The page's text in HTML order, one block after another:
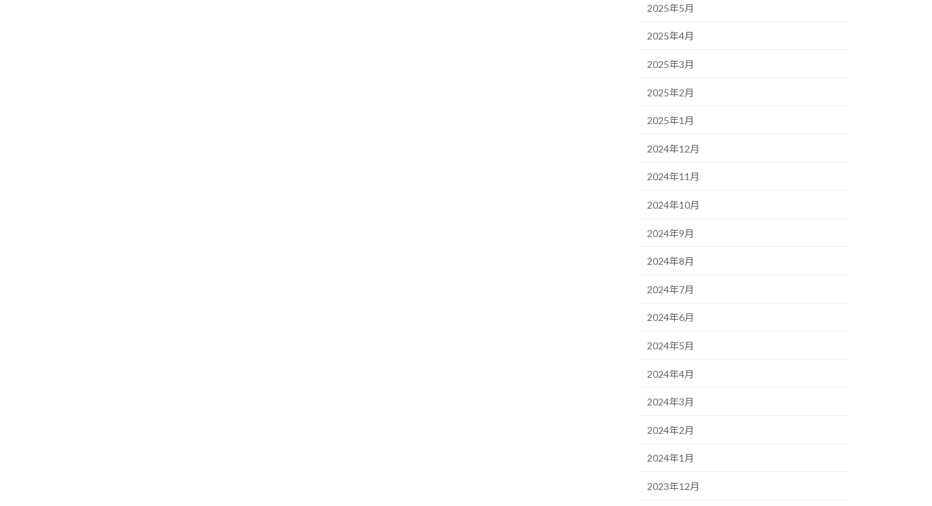
2025年5月
2025年4月
2025年3月
2025年2月
2025年1月
2024年12月
2024年11月
2024年10月
2024年9月
2024年8月
2024年7月
2024年6月
2024年5月
2024年4月
2024年3月
2024年2月
2024年1月
2023年12月